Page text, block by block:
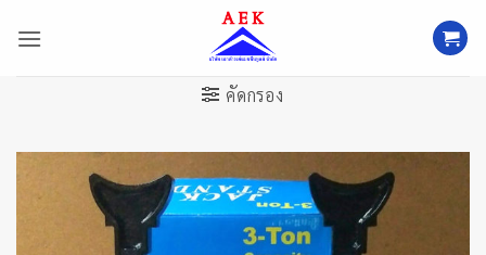
คัดกรอง